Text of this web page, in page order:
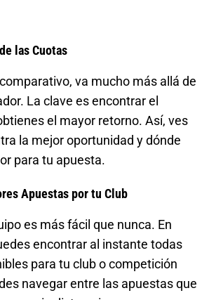
las Cuotas
va mucho más allá de
La clave es encontrar el
el mayor retorno. Así, ves
la mejor oportunidad y dónde
para tu apuesta.
Apuestas por tu Club
es más fácil que nunca. En
encontrar al instante todas
para tu club o competición
navegar entre las apuestas que